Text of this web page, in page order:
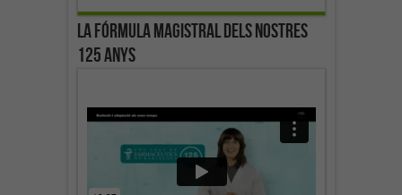
La fórmula magistral dels nostres
125 anys